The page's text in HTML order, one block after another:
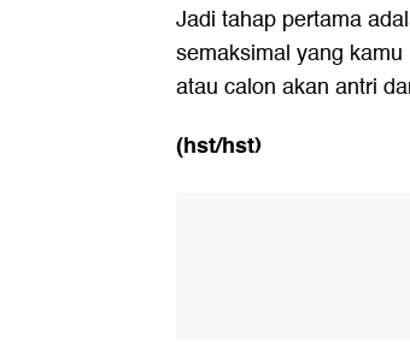
Jadi tahap pertama
semaksimal yang
atau calon akan antri
(hst/hst)